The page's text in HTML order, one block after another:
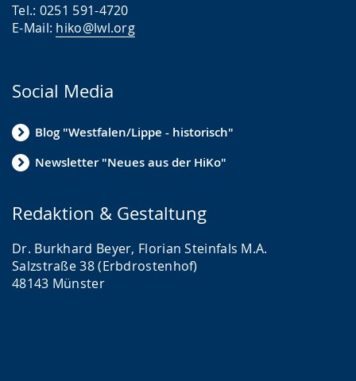
Tel.: 0251 591-4720
E-Mail: hiko@lwl.org
Social Media
Blog "Westfalen/Lippe - historisch"
Newsletter "Neues aus der HiKo"
Redaktion & Gestaltung
Dr. Burkhard Beyer, Florian Steinfals M.A.
Salzstraße 38 (Erbdrostenhof)
48143 Münster